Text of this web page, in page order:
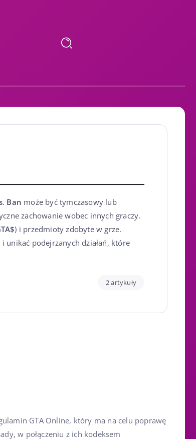
. Ban może być tymczasowy lub
zachowanie wobec innych graczy.
) i przedmioty zdobyte w grze.
unikać podejrzanych działań, które
2 artykuły
GTA Online, który ma na celu poprawę
w połączeniu z ich kodeksem